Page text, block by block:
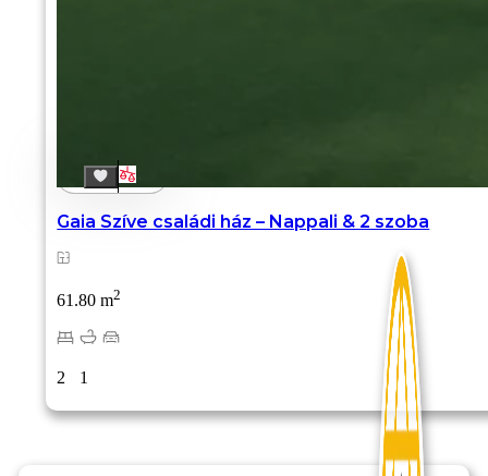
Gaia Szíve családi ház – Nappali & 2 szoba
61.80 m2
2 1